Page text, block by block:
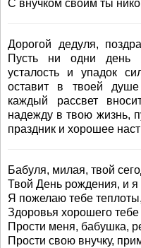
С внучком своим ты
Дорогой дедуля,
Пусть ни одни день
усталость и упадок
оставит в твоей
каждый рассвет
надежду в твою жизнь,
праздник и хорошее
Бабуля, милая, твой
Твой День рождения, и
Я пожелаю тебе
Здоровья хорошего
Прости меня, бабушка,
Прости свою внучку,